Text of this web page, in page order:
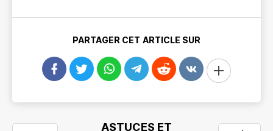
PARTAGER CET ARTICLE SUR
ASTUCES ET